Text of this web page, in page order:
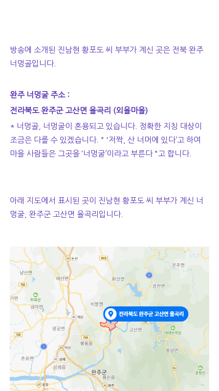
방송에 소개된 진남현 황포도 씨 부부가 계신 곳은 전북 완주
너멍골입니다.
완주 너멍굴 주소 :
전라북도 완주군 고산면 율곡리 (외율마을)
* 너멍골, 너멍굴이 혼용되고 있습니다. 정확한 지칭 대상이
조금은 다를 수 있겠습니다. " '저짝, 산 너머에 있다’고 하여
마을 사람들은 그곳을 ‘너멍굴’이라고 부른다 "고 합니다.
아래 지도에서 표시된 곳이 진남현 황포도 씨 부부가 계신 너
멍굴, 완주군 고산면 율곡리입니다.